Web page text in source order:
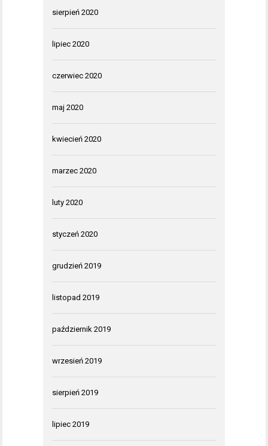
sierpień 2020
lipiec 2020
czerwiec 2020
maj 2020
kwiecień 2020
marzec 2020
luty 2020
styczeń 2020
grudzień 2019
listopad 2019
październik 2019
wrzesień 2019
sierpień 2019
lipiec 2019